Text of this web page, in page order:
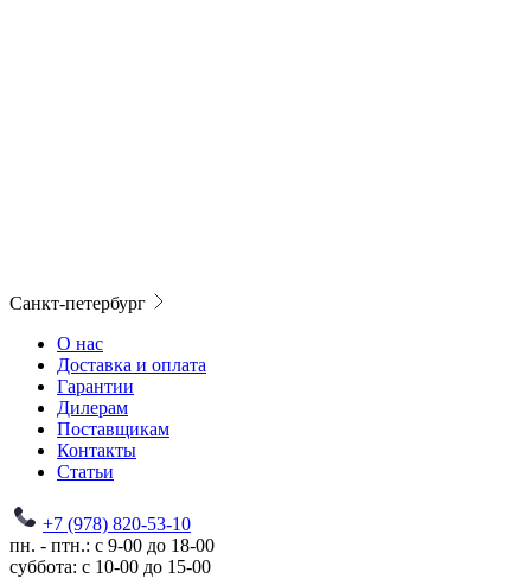
Санкт-петербург
О нас
Доставка и оплата
Гарантии
Дилерам
Поставщикам
Контакты
Статьи
+7 (978) 820-53-10
пн. - птн.: с 9-00 до 18-00
суббота: с 10-00 до 15-00